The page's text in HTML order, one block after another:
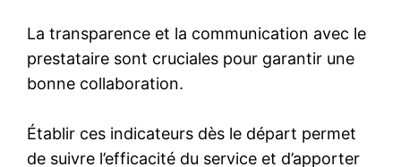
La transparence et la communication avec le
prestataire sont cruciales pour garantir une
bonne collaboration.
Établir ces indicateurs dès le départ permet
de suivre l’efficacité du service et d’apporter